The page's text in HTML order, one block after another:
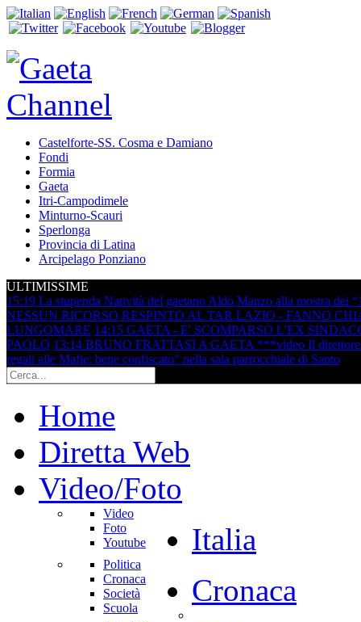
Castelforte-SS. Cosma e Damiano
Fondi
Formia
Gaeta
Itri-Campodimele
Minturno-Scauri
Sperlonga
Provincia di Latina
Arcipelago Ponziano
ULTIMISSIME
15:19 La stupenda Natività del gaetano Aldo Manzo alla mostra dei
NESSUN RICORSO RESPINTO AL TAR LAZIO - FANNO
LUNGOMARE 14:15 GAETA - E' SCOMPARSO L'EX
PAOLO 13:14 BRUNO FRATTASI A GAETA ***video Il direttore
regali alle Mafie: bene confiscato" nella sala parrocchiale di Santo
Home
Diretta Web
Video/Foto
Video
Foto
Youtube
Italia
Politica
Cronaca
Società
Scuola
Cronaca